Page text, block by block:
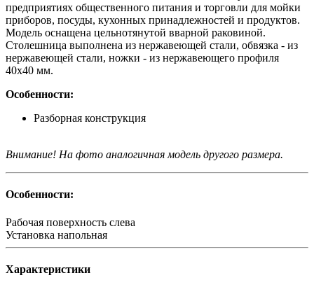
предприятиях общественного питания и торговли для мойки
приборов, посуды, кухонных принадлежностей и продуктов.
Модель оснащена цельнотянутой вварной раковиной.
Столешница выполнена из нержавеющей стали, обвязка - из
нержавеющей стали, ножки - из нержавеющего профиля
40х40 мм.
Особенности:
Разборная конструкция
Внимание! На фото аналогичная модель другого размера.
Особенности:
Рабочая поверхность слева
Установка напольная
Характеристики